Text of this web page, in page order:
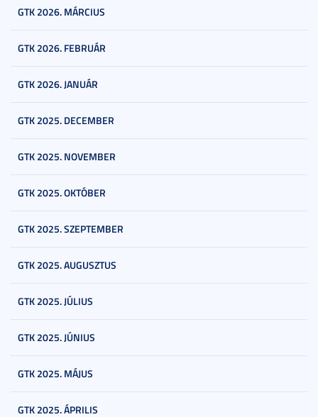
GTK 2026. MÁRCIUS
GTK 2026. FEBRUÁR
GTK 2026. JANUÁR
GTK 2025. DECEMBER
GTK 2025. NOVEMBER
GTK 2025. OKTÓBER
GTK 2025. SZEPTEMBER
GTK 2025. AUGUSZTUS
GTK 2025. JÚLIUS
GTK 2025. JÚNIUS
GTK 2025. MÁJUS
GTK 2025. ÁPRILIS